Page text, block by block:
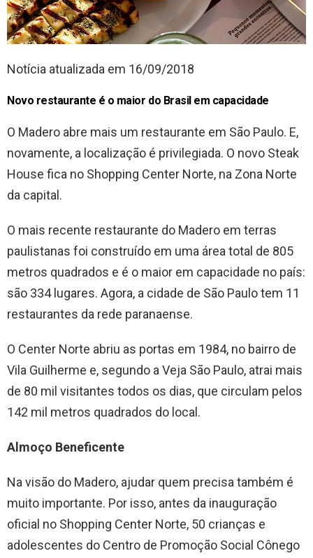
Notícia atualizada em 16/09/2018
Novo restaurante é o maior do Brasil em capacidade
O Madero abre mais um restaurante em São Paulo. E,
novamente, a localização é privilegiada. O novo Steak
House fica no Shopping Center Norte, na Zona Norte
da capital.
O mais recente restaurante do Madero em terras
paulistanas foi construído em uma área total de 805
metros quadrados e é o maior em capacidade no país:
são 334 lugares. Agora, a cidade de São Paulo tem 11
restaurantes da rede paranaense.
O Center Norte abriu as portas em 1984, no bairro de
Vila Guilherme e, segundo a Veja São Paulo, atrai mais
de 80 mil visitantes todos os dias, que circulam pelos
142 mil metros quadrados do local.
Almoço Beneficente
Na visão do Madero, ajudar quem precisa também é
muito importante. Por isso, antes da inauguração
oficial no Shopping Center Norte, 50 crianças e
adolescentes do Centro de Promoção Social Cônego